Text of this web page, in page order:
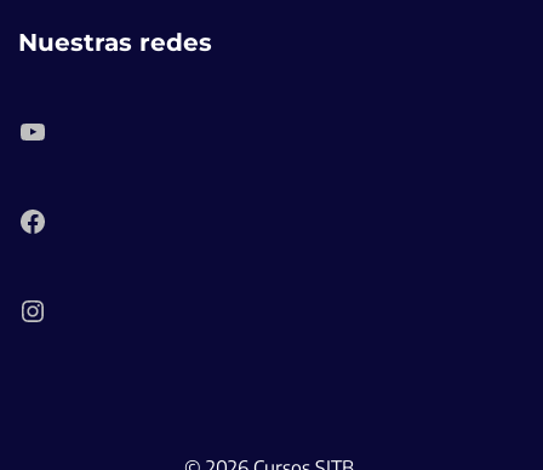
Nuestras redes
YouTube
Facebook
Instagram